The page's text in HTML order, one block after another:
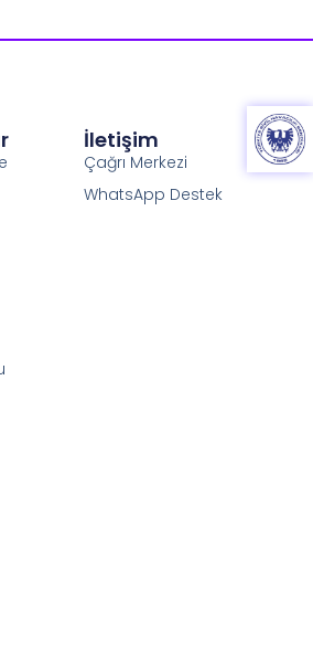
İletişim
Çağrı Merkezi
WhatsApp Destek